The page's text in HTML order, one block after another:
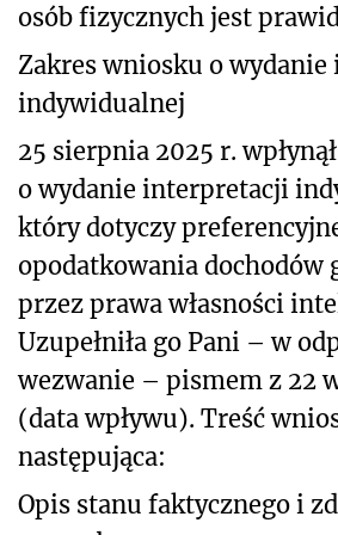
osób fizycznych jest
Zakres wniosku o
indywidualnej
25 sierpnia 2025 r.
o wydanie interpretacji
którydotyczy
opodatkowania dochodów
przez prawa własności
Uzupełniła go Pani – w
wezwanie – pismem z 22
(data wpływu). Treść
następująca:
Opis stanu faktycznego i